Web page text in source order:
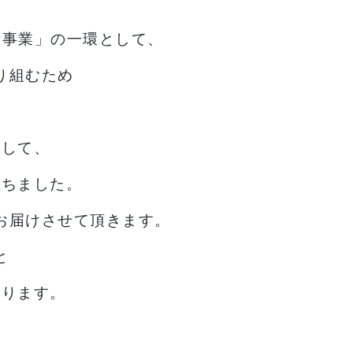
業」の一環として、
組むため
て、
ました。
届けさせて頂きます。
ます。